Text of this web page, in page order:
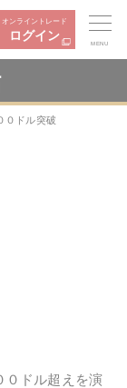
オンライントレード
ログイン
MENU
０ドル突破
０ドル超えを演